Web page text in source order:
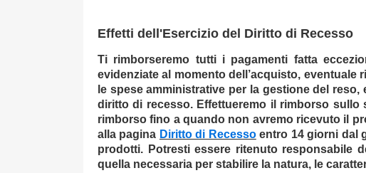
Effetti dell'Esercizio del Diritto di Recesso
Ti rimborseremo tutti i pagamenti fatta
evidenziate al momento dell’acquisto,
le spese amministrative per la gestione del
diritto di recesso. Effettueremo il rimborso sullo
rimborso fino a quando non avremo ricevuto il
alla pagina Diritto di Recessoentro 14 giorni dal
prodotti. Potresti essere ritenuto responsabile
quella necessaria per stabilire la natura, le